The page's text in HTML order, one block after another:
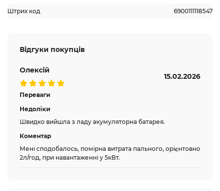
Штрих код 6900111118547
Відгуки покупців
Олексій
15.02.2026
Переваги
Недоліки
Швидко вийшла з ладу акумуляторна батарея.
Коментар
Мені сподобалось, помірна витрата пального, орієнтовно
2л/год, при навантаженні у 5кВт.